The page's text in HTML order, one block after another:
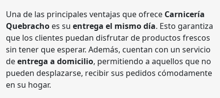
Una de las principales ventajas que ofrece Carnicería
Quebracho es su entrega el mismo día. Esto garantiza
que los clientes puedan disfrutar de productos frescos
sin tener que esperar. Además, cuentan con un servicio
deentrega a domicilio, permitiendo a aquellos que no
pueden desplazarse, recibir sus pedidos cómodamente
en su hogar.